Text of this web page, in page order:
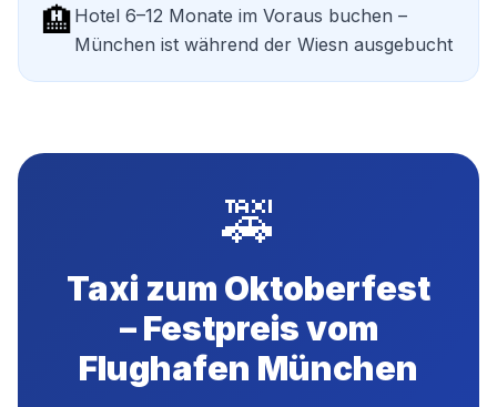
🏨 Hotel 6–12 Monate im Voraus buchen –
München ist während der Wiesn ausgebucht
🚕
Taxi zum Oktoberfest
– Festpreis vom
Flughafen München